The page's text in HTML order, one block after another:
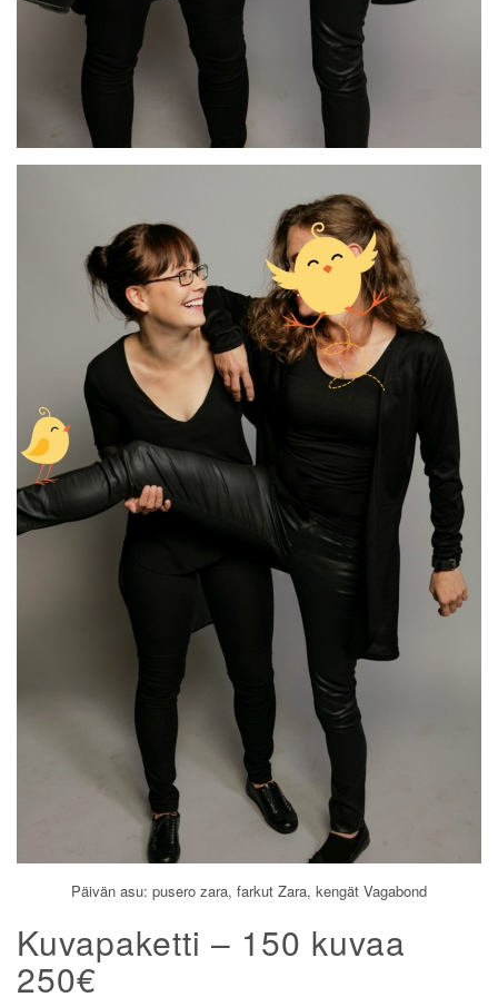
Päivän asu: pusero zara, farkut Zara, kengät Vagabond
Kuvapaketti – 150 kuvaa
250€